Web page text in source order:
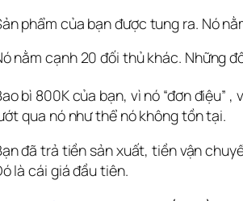
phẩm của bạn được tung ra. Nó
nằm cạnh 20 đối thủ khác. Những
bì 800K của bạn, vì nó “đơn điệu” ,
qua nó như thể nó không tồn tại.
đã trả tiền sản xuất, tiền vận
là cái giá đầu tiên.